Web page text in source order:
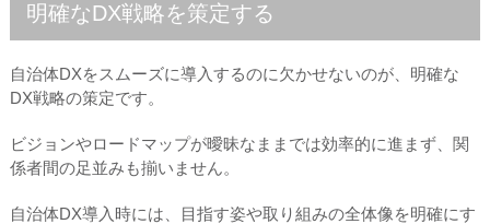
明確なDX戦略を策定する
自治体DXをスムーズに導入するのに欠かせないのが、明確な
DX戦略の策定です。
ビジョンやロードマップが曖昧なままでは効率的に進まず、関
係者間の足並みも揃いません。
自治体DX導入時には、目指す姿や取り組みの全体像を明確にす